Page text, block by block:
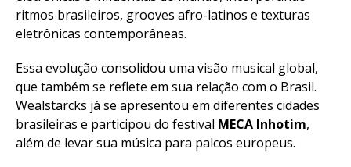
ritmos brasileiros, grooves afro-latinos e texturas
eletrônicas contemporâneas.
Essa evolução consolidou uma visão musical global,
que também se reflete em sua relação com o Brasil.
Wealstarcks já se apresentou em diferentes cidades
brasileiras e participou do festival MECA Inhotim,
além de levar sua música para palcos europeus.